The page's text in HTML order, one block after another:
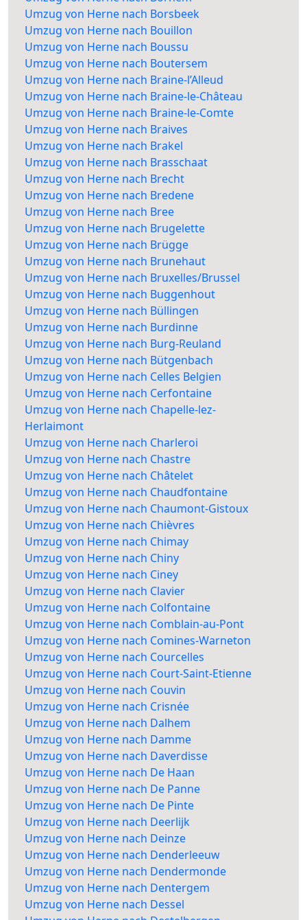
Umzug von Herne nach Borsbeek
Umzug von Herne nach Bouillon
Umzug von Herne nach Boussu
Umzug von Herne nach Boutersem
Umzug von Herne nach Braine-l’Alleud
Umzug von Herne nach Braine-le-Château
Umzug von Herne nach Braine-le-Comte
Umzug von Herne nach Braives
Umzug von Herne nach Brakel
Umzug von Herne nach Brasschaat
Umzug von Herne nach Brecht
Umzug von Herne nach Bredene
Umzug von Herne nach Bree
Umzug von Herne nach Brugelette
Umzug von Herne nach Brügge
Umzug von Herne nach Brunehaut
Umzug von Herne nach Bruxelles/Brussel
Umzug von Herne nach Buggenhout
Umzug von Herne nach Büllingen
Umzug von Herne nach Burdinne
Umzug von Herne nach Burg-Reuland
Umzug von Herne nach Bütgenbach
Umzug von Herne nach Celles Belgien
Umzug von Herne nach Cerfontaine
Umzug von Herne nach Chapelle-lez-
Herlaimont
Umzug von Herne nach Charleroi
Umzug von Herne nach Chastre
Umzug von Herne nach Châtelet
Umzug von Herne nach Chaudfontaine
Umzug von Herne nach Chaumont-Gistoux
Umzug von Herne nach Chièvres
Umzug von Herne nach Chimay
Umzug von Herne nach Chiny
Umzug von Herne nach Ciney
Umzug von Herne nach Clavier
Umzug von Herne nach Colfontaine
Umzug von Herne nach Comblain-au-Pont
Umzug von Herne nach Comines-Warneton
Umzug von Herne nach Courcelles
Umzug von Herne nach Court-Saint-Etienne
Umzug von Herne nach Couvin
Umzug von Herne nach Crisnée
Umzug von Herne nach Dalhem
Umzug von Herne nach Damme
Umzug von Herne nach Daverdisse
Umzug von Herne nach De Haan
Umzug von Herne nach De Panne
Umzug von Herne nach De Pinte
Umzug von Herne nach Deerlijk
Umzug von Herne nach Deinze
Umzug von Herne nach Denderleeuw
Umzug von Herne nach Dendermonde
Umzug von Herne nach Dentergem
Umzug von Herne nach Dessel